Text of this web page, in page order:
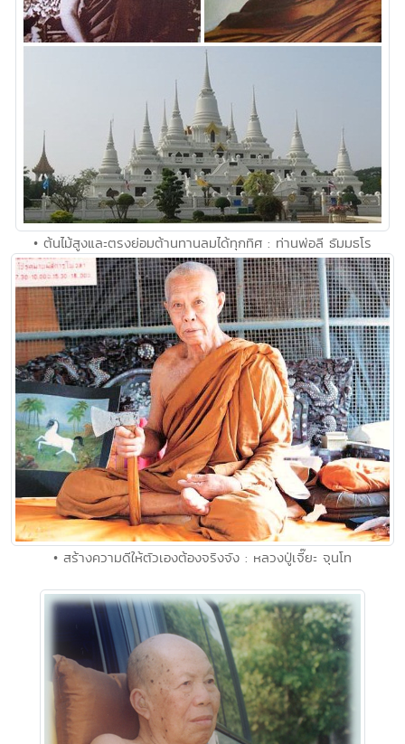
• ต้นไม้สูงและตรงย่อมต้านทานลมได้ทุกทิศ : ท่านพ่อลี ธัมมธโร
• สร้างความดีให้ตัวเองต้องจริงจัง : หลวงปู่เจี๊ยะ จุนโท